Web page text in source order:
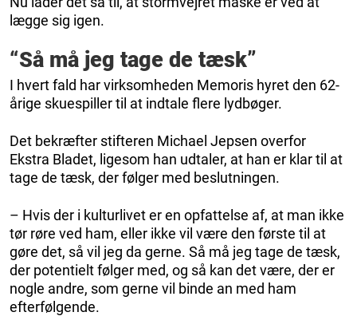
lægge sig igen.
“Så må jeg tage de tæsk”
I hvert fald har virksomheden Memoris hyret den 62-
årige skuespiller til at indtale flere lydbøger.
Det bekræfter stifteren Michael Jepsen overfor
Ekstra Bladet, ligesom han udtaler, at han er klar til at
tage de tæsk, der følger med beslutningen.
– Hvis der i kulturlivet er en opfattelse af, at man ikke
tør røre ved ham, eller ikke vil være den første til at
gøre det, så vil jeg da gerne. Så må jeg tage de tæsk,
der potentielt følger med, og så kan det være, der er
nogle andre, som gerne vil binde an med ham
efterfølgende.